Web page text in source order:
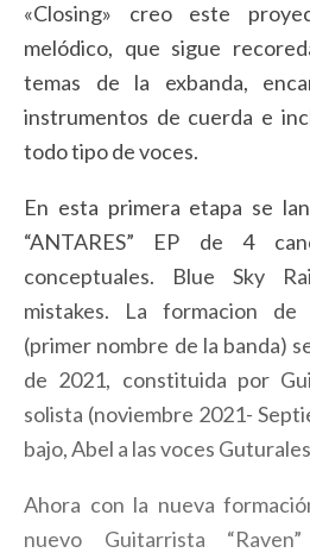
«Closing» creo este
melódico, que sigue
temas de la exbanda,
instrumentos de cuerda e
todo tipo de voces.
En esta primera etapa se
“ANTARES” EP de 4
conceptuales. Blue Sky
mistakes. La formacion de
(primer nombre de la banda)
de 2021, constituida por
solista (noviembre 2021-
bajo, Abel a las voces
Ahora con la nueva
nuevo Guitarrista